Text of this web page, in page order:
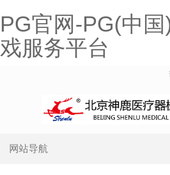
PG官网-PG(中
戏服务平台
网站导航